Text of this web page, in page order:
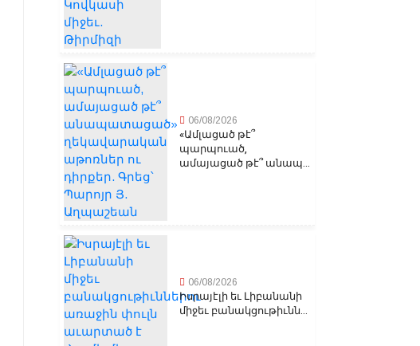
06/08/2026
«Ամլացած թէ՞
պարպուած,
ամայացած թէ՞ անապ...
06/08/2026
Իսրայէլի եւ Լիբանանի
միջեւ բանակցութիւնն...